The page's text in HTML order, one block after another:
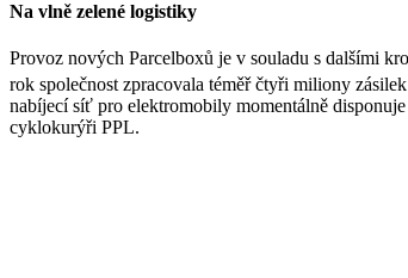
Na vlně zelené logistiky
Provoz nových Parcelboxů je v souladu s dalšími
rok společnost zpracovala téměř čtyři miliony
nabíjecí síť pro elektromobily momentálně
cyklokurýři PPL.